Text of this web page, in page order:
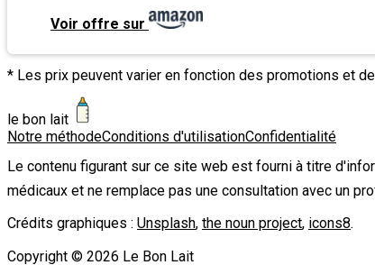
Voir offre sur
* Les prix peuvent varier en fonction des promotions et
le bon lait
Notre méthodeConditions d'utilisationConfidentialité
Le contenu figurant sur ce site web est fourni à titre
médicaux et ne remplace pas une consultation avec un
Crédits graphiques : Unsplash, the noun project, icons8.
Copyright © 2026 Le Bon Lait